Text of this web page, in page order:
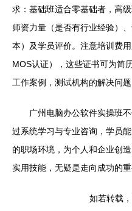
求：基础班适合零基础者，高
师资力量（是否有行业经验）
本）及学员评价。注意培训费
MOS认证），这些证书可为简
工作案例，测试机构的解决问题
广州电脑办公软件实操班
过系统学习与专业咨询，学员
的职场环境，为个人和企业创
实用技能，无疑是走向成功的重
如若转载